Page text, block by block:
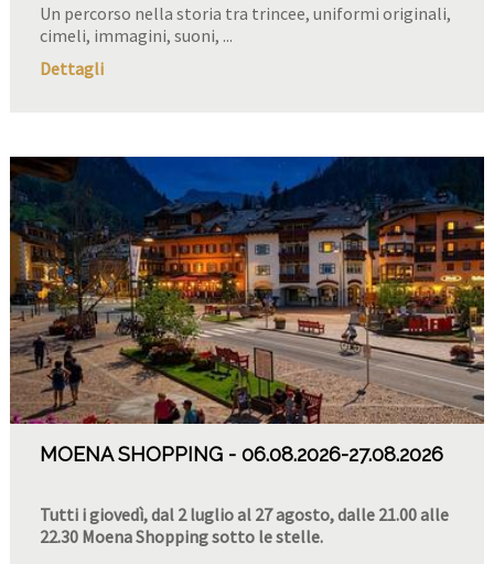
Un percorso nella storia tra trincee, uniformi originali,
cimeli, immagini, suoni, ...
Dettagli
MOENA SHOPPING 06.08.2026-27.08.2026
Tutti i giovedì, dal 2 luglio al 27 agosto, dalle 21.00 alle
22.30 Moena Shopping sotto le stelle.